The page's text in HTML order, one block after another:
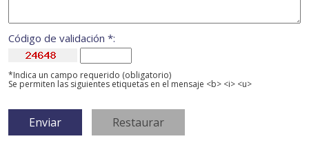
Código de validación *:
*Indica un campo requerido (obligatorio)
Se permiten las siguientes etiquetas en el mensaje <b> <i> <u>